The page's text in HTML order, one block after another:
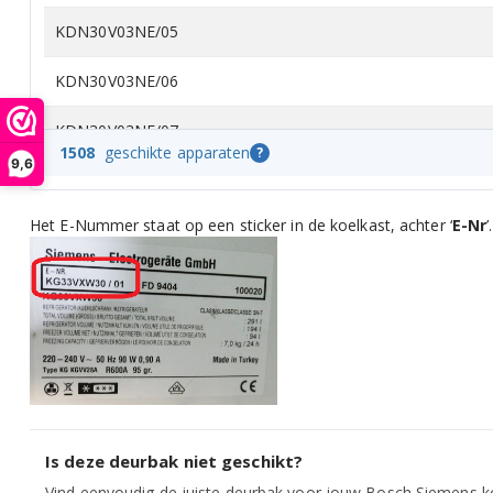
9,6
KDN30V03NE/05
KDN30V03NE/06
KDN30V03NE/07
KDN30X00GB/11
KDN30X00GB/96
KDN30X01GB/01
KDN30X01GB/09
KDN30X01GB/10
1508 geschikte apparaten ?
Het E-Nummer staat op een sticker in de koelkast, achter ‘E-Nr’.
Is deze deurbak niet geschikt?